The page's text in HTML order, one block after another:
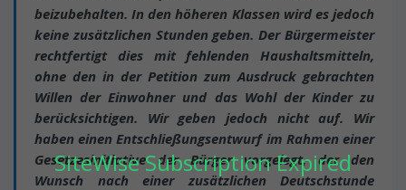
SiteWise Subscription Expired
beizubehalten. In den höheren Klassen wird es jedoch
keine zusätzlichen Stunden geben. Der Bürgermeister
rechtfertigt dies mit fehlenden Haushaltsmitteln,
ohne den in der Petition zum Ausdruck gebrachten
Willen der Einwohner und das Wohl der Kinder zu
berücksichtigen. Wir geben jedoch nicht auf. Wir
haben einen Entschließungsentwurf im Rahmen einer
Gesetzesinitiative der Bürger vorgelegt, der den
Wunsch nach einer zusätzlichen Deutschstunde